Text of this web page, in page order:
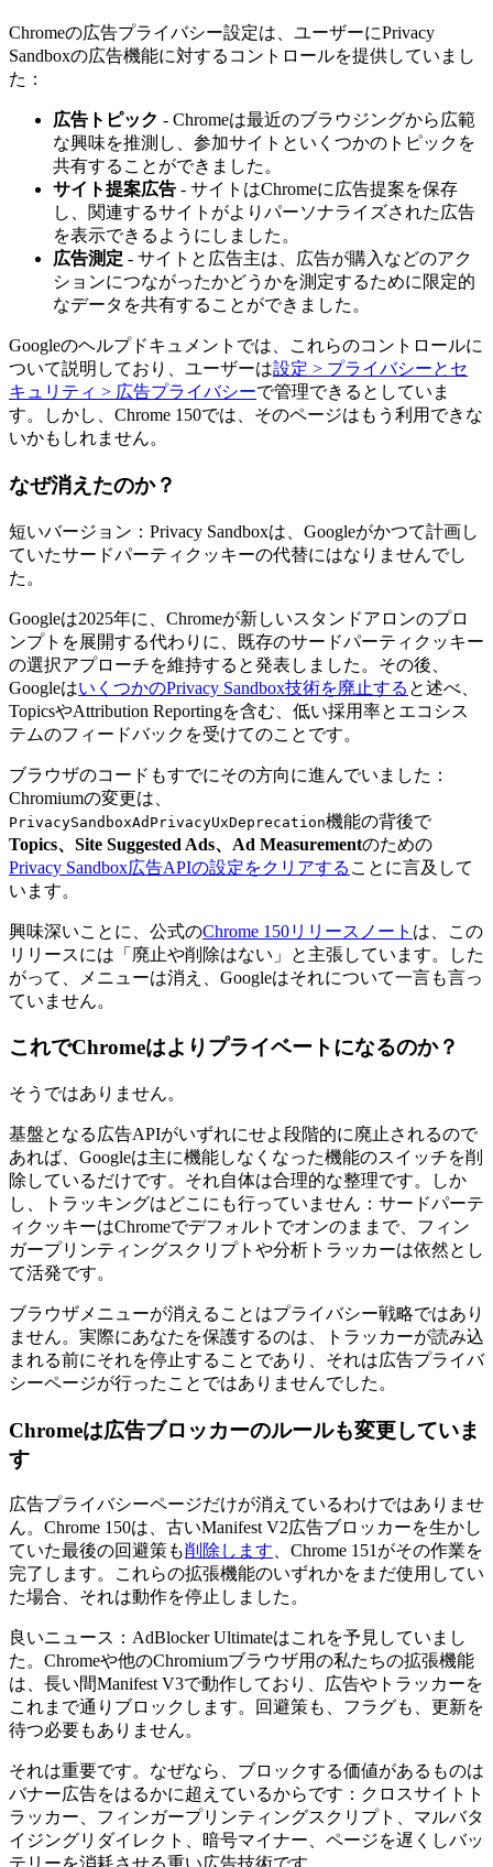
Chromeの広告プライバシー設定は、ユーザーにPrivacy
Sandboxの広告機能に対するコントロールを提供していまし
た：
広告トピック - Chromeは最近のブラウジングから広範
な興味を推測し、参加サイトといくつかのトピックを
共有することができました。
サイト提案広告 - サイトはChromeに広告提案を保存
し、関連するサイトがよりパーソナライズされた広告
を表示できるようにしました。
広告測定 - サイトと広告主は、広告が購入などのアク
ションにつながったかどうかを測定するために限定的
なデータを共有することができました。
Googleのヘルプドキュメントでは、これらのコントロールに
ついて説明しており、ユーザーは設定 > プライバシーとセ
キュリティ > 広告プライバシーで管理できるとしていま
す。しかし、Chrome 150では、そのページはもう利用できな
いかもしれません。
なぜ消えたのか？
短いバージョン：Privacy Sandboxは、Googleがかつて計画し
ていたサードパーティクッキーの代替にはなりませんでし
た。
Googleは2025年に、Chromeが新しいスタンドアロンのプロ
ンプトを展開する代わりに、既存のサードパーティクッキー
の選択アプローチを維持すると発表しました。その後、
GoogleはいくつかのPrivacy Sandbox技術を廃止する と述べ、
TopicsやAttribution Reportingを含む、低い採用率とエコシス
テムのフィードバックを受けてのことです。
ブラウザのコードもすでにその方向に進んでいました：
Chromiumの変更は、
PrivacySandboxAdPrivacyUxDeprecation機能の背後で
Topics、Site Suggested Ads、Ad Measurementのための
Privacy Sandbox広告APIの設定をクリアする ことに言及して
います。
興味深いことに、公式のChrome 150リリースノート は、この
リリースには「廃止や削除はない」と主張しています。した
がって、メニューは消え、Googleはそれについて一言も言っ
ていません。
これでChromeはよりプライベートになるのか？
そうではありません。
基盤となる広告APIがいずれにせよ段階的に廃止されるので
あれば、Googleは主に機能しなくなった機能のスイッチを削
除しているだけです。それ自体は合理的な整理です。しか
し、トラッキングはどこにも行っていません：サードパーテ
ィクッキーはChromeでデフォルトでオンのままで、フィン
ガープリンティングスクリプトや分析トラッカーは依然とし
て活発です。
ブラウザメニューが消えることはプライバシー戦略ではあり
ません。実際にあなたを保護するのは、トラッカーが読み込
まれる前にそれを停止することであり、それは広告プライバ
シーページが行ったことではありませんでした。
Chromeは広告ブロッカーのルールも変更していま
す
広告プライバシーページだけが消えているわけではありませ
ん。Chrome 150は、古いManifest V2広告ブロッカーを生かし
ていた最後の回避策も削除します 、Chrome 151がその作業を
完了します。これらの拡張機能のいずれかをまだ使用してい
た場合、それは動作を停止しました。
良いニュース：AdBlocker Ultimateはこれを予見していまし
た。Chromeや他のChromiumブラウザ用の私たちの拡張機能
は、長い間Manifest V3で動作しており、広告やトラッカーを
これまで通りブロックします。回避策も、フラグも、更新を
待つ必要もありません。
それは重要です。なぜなら、ブロックする価値があるものは
バナー広告をはるかに超えているからです：クロスサイトト
ラッカー、フィンガープリンティングスクリプト、マルバタ
イジングリダイレクト、暗号マイナー、ページを遅くしバッ